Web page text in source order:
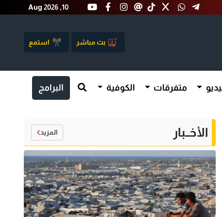
Aug 2026 ,10
بث مباشر استمع
متفرقات الكوفية البرامج
الأخــبار المزيد